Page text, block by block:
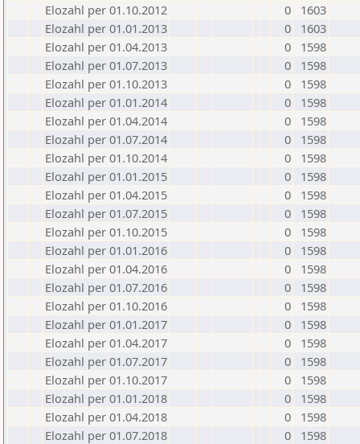
Elozahl per 01.10.2012
0
1603
Elozahl per 01.01.2013
0
1603
Elozahl per 01.04.2013
0
1598
Elozahl per 01.07.2013
0
1598
Elozahl per 01.10.2013
0
1598
Elozahl per 01.01.2014
0
1598
Elozahl per 01.04.2014
0
1598
Elozahl per 01.07.2014
0
1598
Elozahl per 01.10.2014
0
1598
Elozahl per 01.01.2015
0
1598
Elozahl per 01.04.2015
0
1598
Elozahl per 01.07.2015
0
1598
Elozahl per 01.10.2015
0
1598
Elozahl per 01.01.2016
0
1598
Elozahl per 01.04.2016
0
1598
Elozahl per 01.07.2016
0
1598
Elozahl per 01.10.2016
0
1598
Elozahl per 01.01.2017
0
1598
Elozahl per 01.04.2017
0
1598
Elozahl per 01.07.2017
0
1598
Elozahl per 01.10.2017
0
1598
Elozahl per 01.01.2018
0
1598
Elozahl per 01.04.2018
0
1598
Elozahl per 01.07.2018
0
1598